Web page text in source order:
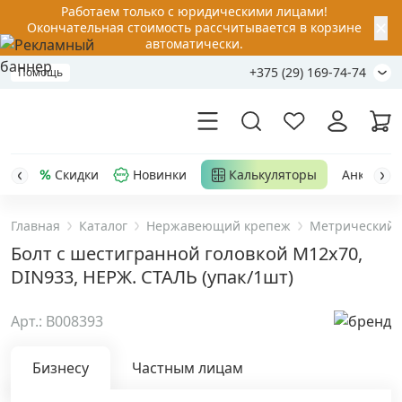
Работаем только с юридическими лицами!
Окончательная стоимость рассчитывается в корзине
автоматически.
Помощь +375 (29) 169-74-74
Акции
Распродажа
Уценка
Анкерная техника
Скидки Новинки Калькуляторы Анкер-
Главная Каталог Нержавеющий крепеж Метрический
Болт с шестигранной головкой M12х70,
DIN933, НЕРЖ. СТАЛЬ (упак/1шт)
Арт.: B008393
Бизнесу Частным лицам